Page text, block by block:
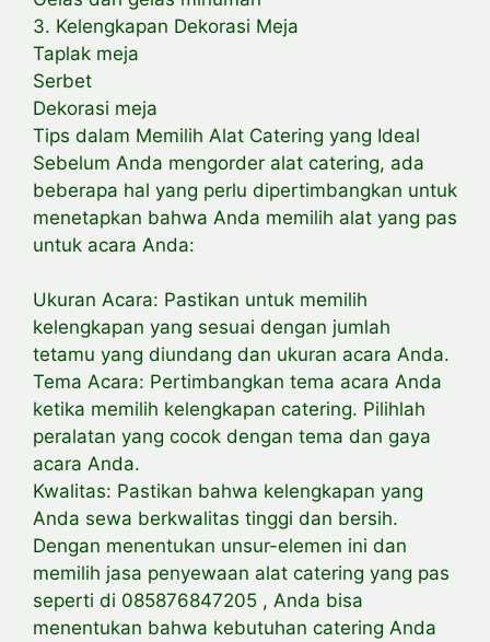
3. Kelengkapan Dekorasi Meja
Taplak meja
Serbet
Dekorasi meja
Tips dalam Memilih Alat Catering yang Ideal
Sebelum Anda mengorder alat catering, ada
beberapa hal yang perlu dipertimbangkan untuk
menetapkan bahwa Anda memilih alat yang pas
untuk acara Anda:
Ukuran Acara: Pastikan untuk memilih
kelengkapan yang sesuai dengan jumlah
tetamu yang diundang dan ukuran acara Anda.
Tema Acara: Pertimbangkan tema acara Anda
ketika memilih kelengkapan catering. Pilihlah
peralatan yang cocok dengan tema dan gaya
acara Anda.
Kwalitas: Pastikan bahwa kelengkapan yang
Anda sewa berkwalitas tinggi dan bersih.
Dengan menentukan unsur-elemen ini dan
memilih jasa penyewaan alat catering yang pas
seperti di 085876847205 , Anda bisa
menentukan bahwa kebutuhan catering Anda